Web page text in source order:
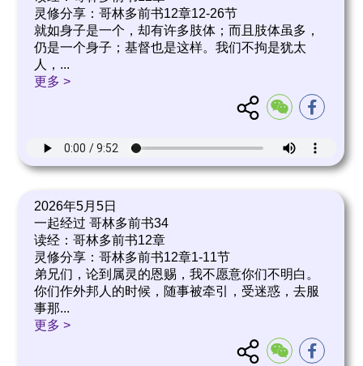
灵修分享：哥林多前书12章12-26节
就如身子是一个，却有许多肢体；而且肢体虽多，
仍是一个身子；基督也是这样。我们不拘是犹太
人， ...
更多 >
2026年5月5日
一起经过 哥林多前书34
读经：哥林多前书12章
灵修分享：哥林多前书12章1-11节
弟兄们，论到属灵的恩赐，我不愿意你们不明白。
你们作外邦人的时候，随事被牵引，受迷惑，去服
事那...
更多 >